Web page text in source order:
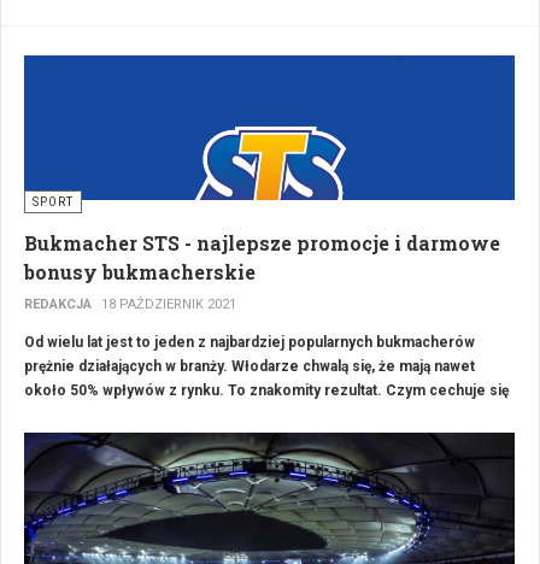
się, co sprawia, że ta dyscyplina sportu zyskuje na popularności w tym
SPORT
Bukmacher STS - najlepsze promocje i darmowe
bonusy bukmacherskie
REDAKCJA 18 PAŹDZIERNIK 2021
Od wielu lat jest to jeden z najbardziej popularnych bukmacherów
prężnie działających w branży. Włodarze chwalą się, że mają nawet
około 50% wpływów z rynku. To znakomity rezultat. Czym cechuje się
Zdobądź najświeższe informacje na temat tego podmiotu
hazardowego.